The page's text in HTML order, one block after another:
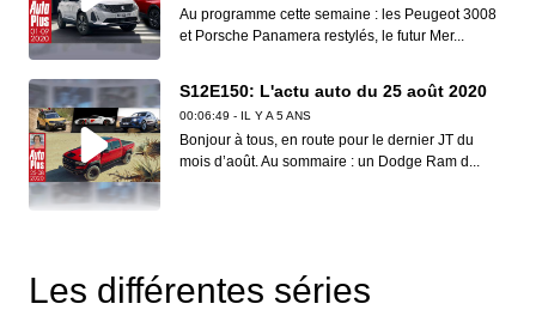
Au programme cette semaine : les Peugeot 3008
et Porsche Panamera restylés, le futur Mer...
S12E150: L'actu auto du 25 août 2020
00:06:49 - IL Y A 5 ANS
Bonjour à tous, en route pour le dernier JT du
mois d’août. Au sommaire : un Dodge Ram d...
Dans ce nouveau JT d’Auto Plus, on vous
Les différentes séries